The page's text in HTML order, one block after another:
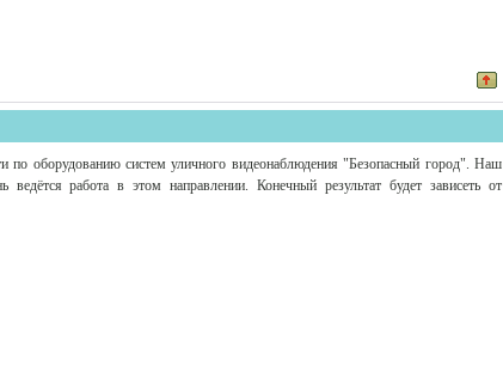
по оборудованию систем уличного видеонаблюдения "Безопасный город". Наш
работа в этом направлении. Конечный результат будет зависеть от